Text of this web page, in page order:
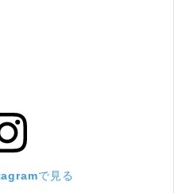
で見る